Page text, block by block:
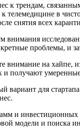
к трендам,
к телемедицине в
снятия всех
внимания
проблемы, и
внимание на хайпе,
и получают
вариант для
и
модели и поиска